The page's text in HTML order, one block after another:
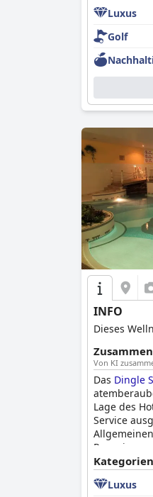
Luxus
Golf
INFO
Dieses
Von KI
Das Dingle
Lage des
Service
und sorgt
Personal
Kategorien
Luxus